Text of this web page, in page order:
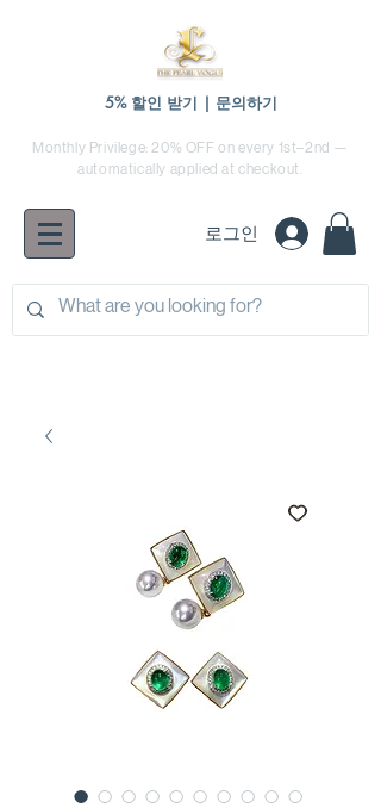
5% 할인 받기 | 문의하기
Monthly Privilege: 20% OFF on every 1st–2nd —
automatically applied at checkout.
로그인